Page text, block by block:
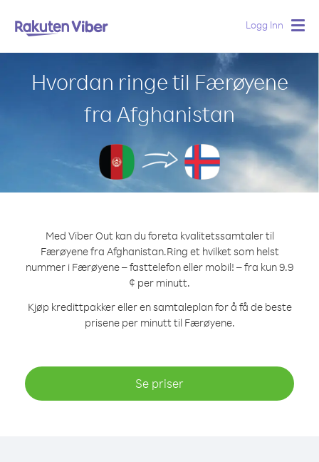
Logg Inn
Hvordan ringe til Færøyene
fra Afghanistan
Med Viber Out kan du foreta kvalitetssamtaler til
Færøyene fra Afghanistan.Ring et hvilket som helst
nummer i Færøyene – fasttelefon eller mobil! – fra kun 9.9
¢ per minutt.
Kjøp kredittpakker eller en samtaleplan for å få de beste
prisene per minutt til Færøyene.
Se priser